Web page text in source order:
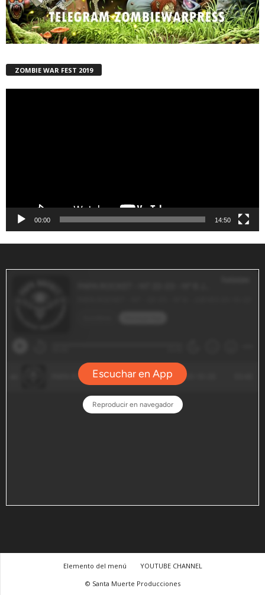
ZOMBIE WAR FEST 2019
00:00 14:50
Elemento del menú
YOUTUBE CHANNEL
© Santa Muerte Producciones